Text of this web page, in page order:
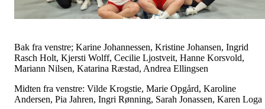
Bak fra venstre; Karine Johannessen, Kristine Johansen, Ingrid
Rasch Holt, Kjersti Wolff, Cecilie Ljostveit, Hanne Korsvold,
Mariann Nilsen, Katarina Ræstad, Andrea Ellingsen
Midten fra venstre: Vilde Krogstie, Marie Opgård, Karoline
Andersen, Pia Jahren, Ingri Rønning, Sarah Jonassen, Karen Loga